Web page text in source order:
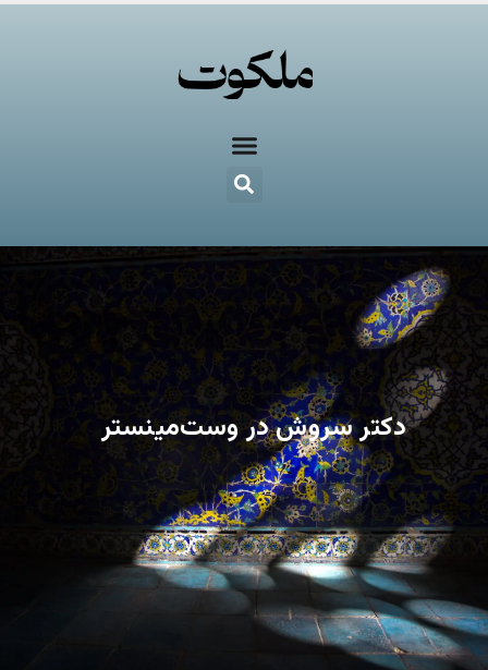
دکتر سروش در وست‌مینستر